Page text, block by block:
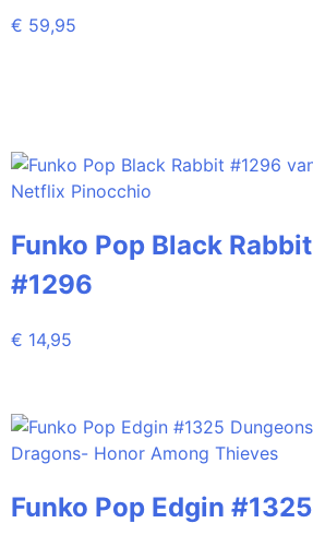
€ 59,95
Funko Pop Black Rabbit
#1296
€ 14,95
Funko Pop Edgin #1325